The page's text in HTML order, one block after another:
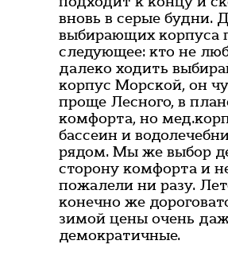
вновь в серые будни.
выбирающих корпуса
следующее: кто не
далеко ходить
корпус Морской, он
проще Лесного, в
комфорта, но
бассеин и
рядом. Мы же выбор
сторону комфорта и
пожалели ни разу.
конечно же
зимой цены очень
демократичные.